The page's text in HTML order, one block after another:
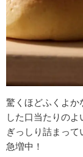
驚くほどふくよか
した口当たりの
ぎっしり詰まっ
急増中！